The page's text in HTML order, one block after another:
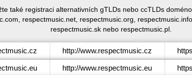
také registraci alternativních gTLDs nebo ccTLDs
respectmusic.net, respectmusic.org,
respectmusic.sk nebo respectmusic.pl.
http://www.respectmusic.cz
http://www.respectmusic.eu